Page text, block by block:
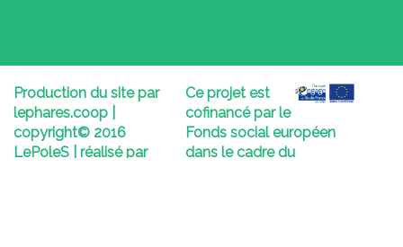
Production du site par
lephares.coop |
copyright© 2016
LePoleS | réalisé par
Ce projet est
cofinancé par le
Fonds social européen
dans le cadre du